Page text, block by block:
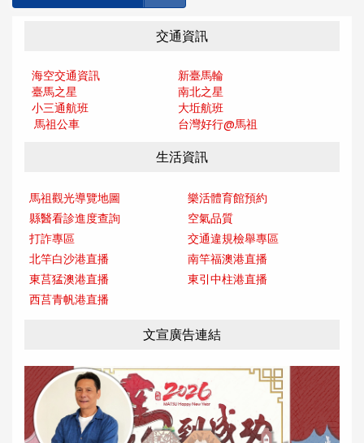
交通資訊
海空交通資訊
新臺馬輪
臺馬之星
南北之星
小三通航班
大坵航班
馬祖公車
台灣好行@馬祖
生活資訊
馬祖觀光導覽地圖
樂活體育館預約
縣醫看診進度查詢
空氣品質
打詐專區
交通違規檢舉專區
北竿白沙港直播
南竿福澳港直播
東莒猛澳港直播
東引中柱港直播
西莒青帆港直播
文宣廣告連結